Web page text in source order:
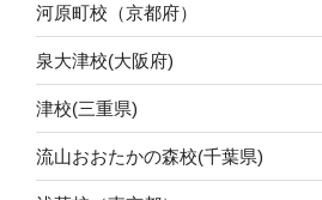
河原町校（京都府）
泉大津校(大阪府)
津校(三重県)
流山おおたかの森校(千葉県)